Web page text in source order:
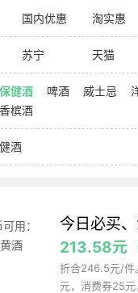
国内优惠 淘实惠
苏宁 天猫
保健酒 啤酒 威士忌
香槟酒
酒
今日必买
213.58元
折合246.5元/件
元，消费券25